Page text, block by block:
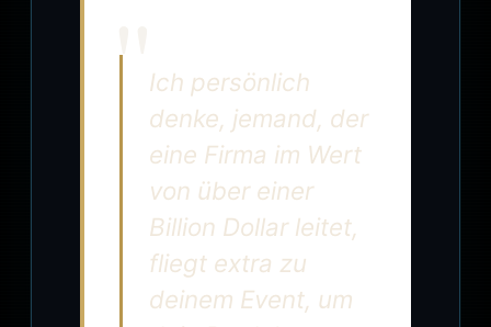
Ich persönlich
denke, jemand, der
eine Firma im Wert
von über einer
Billion Dollar leitet,
fliegt extra zu
deinem Event, um